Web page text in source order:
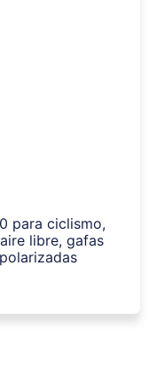
para ciclismo,
libre, gafas